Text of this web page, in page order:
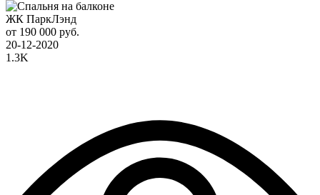
ЖК ПаркЛэнд
от 190 000 руб.
20-12-2020
1.3K